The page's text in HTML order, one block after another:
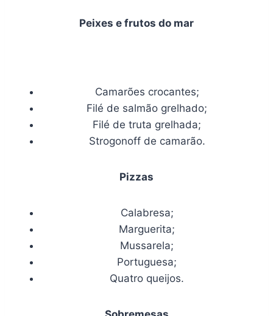
Peixes e frutos do mar
Camarões crocantes;
Filé de salmão grelhado;
Filé de truta grelhada;
Strogonoff de camarão.
Pizzas
Calabresa;
Marguerita;
Mussarela;
Portuguesa;
Quatro queijos.